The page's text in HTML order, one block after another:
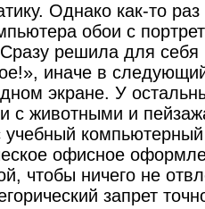
Однако как-то раз
обои с
решила для себя
иначе в
экране. У
с животными и
офисное
чтобы ничего не
запрет